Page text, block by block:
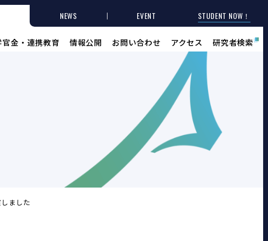
NEWS EVENT STUDENT NOW！
官金・連携教育 情報公開 お問い合わせ アクセス 研究者検索
ました